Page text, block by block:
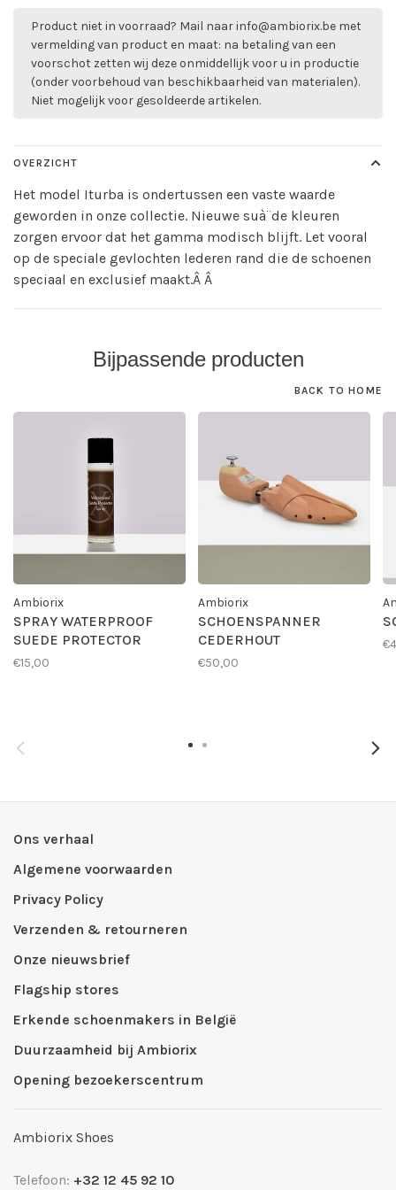
Product niet in voorraad? Mail naarinfo@ambiorix.be met
vermelding van product en maat: na betaling van een
voorschot zetten wij deze onmiddellijk voor u in productie
(onder voorbehoud van beschikbaarheid van materialen).
Niet mogelijk voor gesoldeerde artikelen.
OVERZICHT
Het model Iturba is ondertussen een vaste waarde
geworden in onze collectie. Nieuwe suà¨de kleuren
zorgen ervoor dat het gamma modisch blijft. Let vooral
op de speciale gevlochten lederen rand die de schoenen
speciaal en exclusief maakt.Â Â
Bijpassende producten
BACK TO HOME
Ambiorix
SPRAY WATERPROOF
SUEDE PROTECTOR
€15,00
Ambiorix
SCHOENSPANNER
CEDERHOUT
€50,00
Ons verhaal
Algemene voorwaarden
Privacy Policy
Verzenden & retourneren
Onze nieuwsbrief
Flagship stores
Erkende schoenmakers in België
Duurzaamheid bij Ambiorix
Opening bezoekerscentrum
Ambiorix Shoes
Telefoon: +32 12 45 92 10